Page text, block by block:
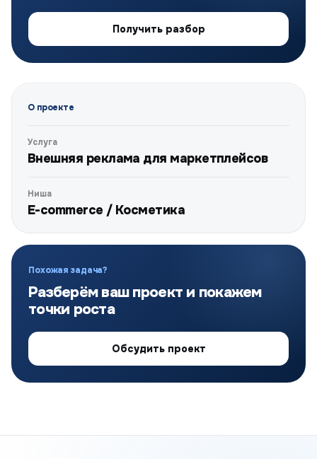
О проекте
Услуга
Внешняя реклама для маркетплейсов
Ниша
E-commerce / Косметика
Похожая задача?
Разберём ваш проект и покажем
точки роста
Обсудить проект
Получить разбор